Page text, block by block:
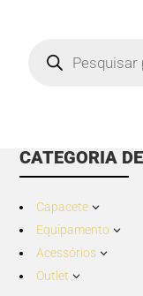
search
CATEGORIA
Capacete 3
Equipamento 3
Acessórios 3
Outlet 3